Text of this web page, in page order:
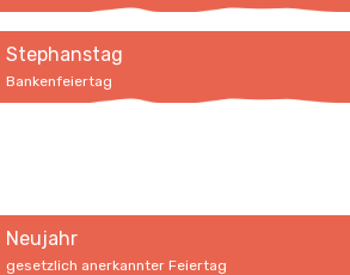
Stephanstag
Bankenfeiertag
Neujahr
gesetzlich anerkannter Feiertag